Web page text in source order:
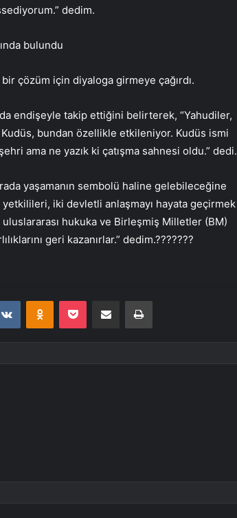
dedim.
bulundu
çözüm için diyaloga girmeye çağırdı.
da endişeyle takip ettiğini belirterek, “Yahudiler,
bundan özellikle etkileniyor. Kudüs ismi
ama ne yazık ki çatışma sahnesi oldu.” dedi.
yaşamanın sembolü haline gelebileceğine
iki devletli anlaşmayı hayata geçirmek
hukuka ve Birleşmiş Milletler (BM)
geri kazanırlar.” dedim.???????
VKontakteOdnoklassniki
Pocket E-Posta ile paylaş Yazdır